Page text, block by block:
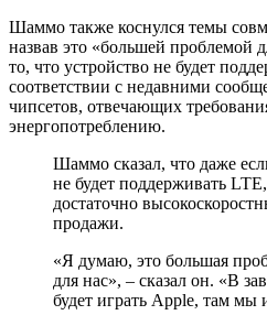
Шаммо также коснулся темы
назвав это «большей проблемой
то, что устройство не будет
соответствии с недавними
чипсетов, отвечающих
энергопотреблению.
Шаммо сказал, что даже
не будет поддерживать
достаточно
продажи.
«Я думаю, это большая
для нас», – сказал он. «В
будет играть Apple, там мы